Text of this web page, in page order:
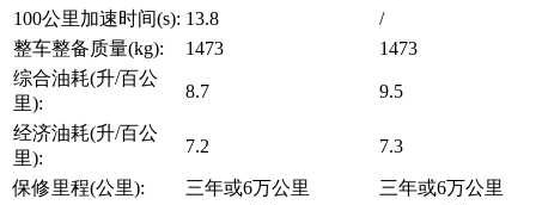
100公里加速时间(s): 13.8
/
整车整备质量(kg):
1473
1473
综合油耗(升/百公
里):
8.7 9.5
经济油耗(升/百公
里):
7.2 7.3
保修里程(公里): 三年或6万公里 三年或6万公里